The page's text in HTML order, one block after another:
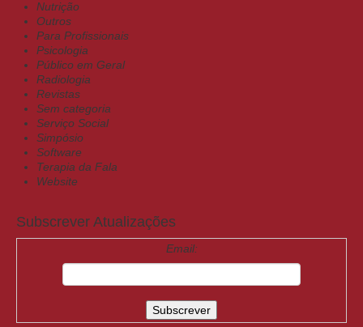
Nutrição
Outros
Para Profissionais
Psicologia
Público em Geral
Radiologia
Revistas
Sem categoria
Serviço Social
Simpósio
Software
Terapia da Fala
Website
Subscrever Atualizações
Email: